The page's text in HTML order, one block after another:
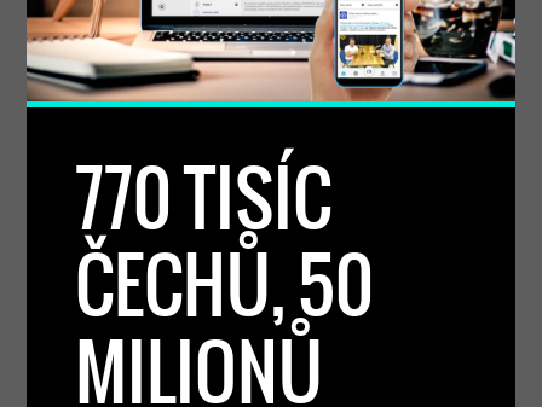
770 TISÍC
ČECHŮ, 50
MILIONŮ